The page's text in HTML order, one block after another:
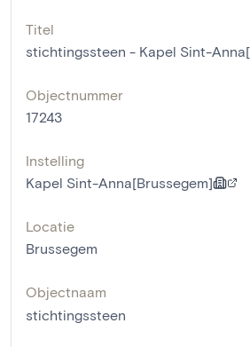
Titel
stichtingssteen - Kapel Sint-
Objectnummer
17243
Instelling
Kapel Sint-Anna[Brussegem]
Locatie
Brussegem
Objectnaam
stichtingssteen